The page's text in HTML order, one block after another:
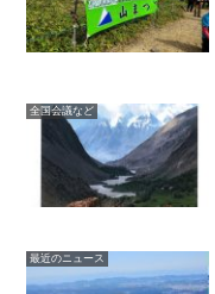
全国会議など
最近のニュース